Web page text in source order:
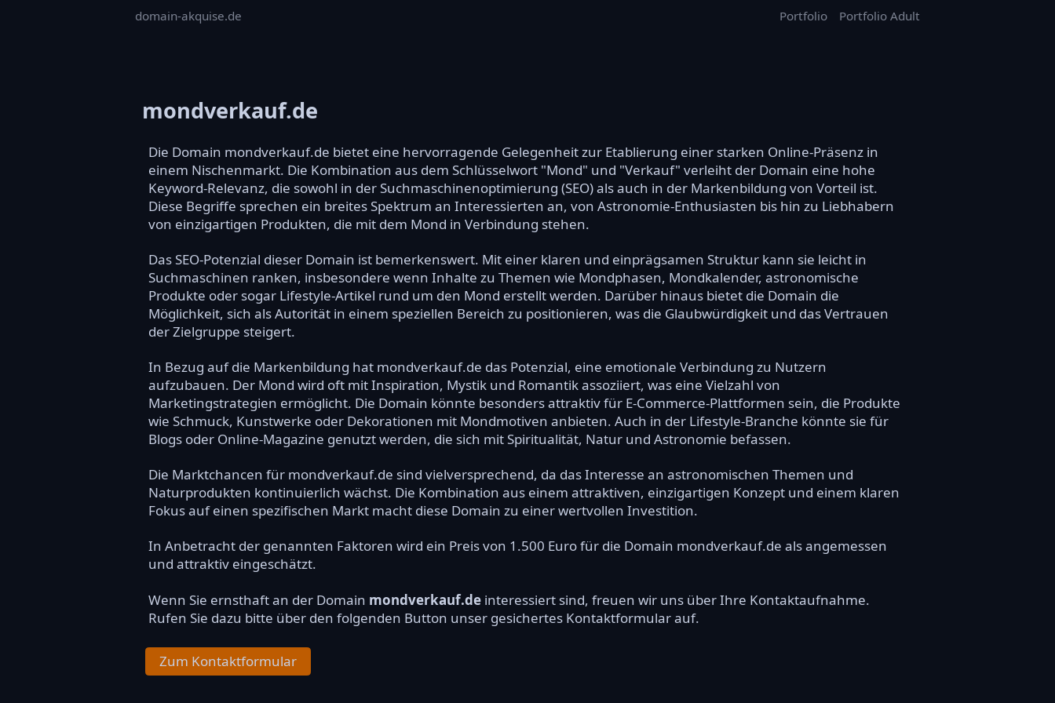
domain-akquise.de Portfolio Portfolio Adult
mondverkauf.de
Die Domain mondverkauf.de bietet eine hervorragende Gelegenheit zur Etablierung einer starken Online-Präsenz in
einem Nischenmarkt. Die Kombination aus dem Schlüsselwort "Mond" und "Verkauf" verleiht der Domain eine hohe
Keyword-Relevanz, die sowohl in der Suchmaschinenoptimierung (SEO) als auch in der Markenbildung von Vorteil ist.
Diese Begriffe sprechen ein breites Spektrum an Interessierten an, von Astronomie-Enthusiasten bis hin zu Liebhabern
von einzigartigen Produkten, die mit dem Mond in Verbindung stehen.
Das SEO-Potenzial dieser Domain ist bemerkenswert. Mit einer klaren und einprägsamen Struktur kann sie leicht in
Suchmaschinen ranken, insbesondere wenn Inhalte zu Themen wie Mondphasen, Mondkalender, astronomische
Produkte oder sogar Lifestyle-Artikel rund um den Mond erstellt werden. Darüber hinaus bietet die Domain die
Möglichkeit, sich als Autorität in einem speziellen Bereich zu positionieren, was die Glaubwürdigkeit und das Vertrauen
der Zielgruppe steigert.
In Bezug auf die Markenbildung hat mondverkauf.de das Potenzial, eine emotionale Verbindung zu Nutzern
aufzubauen. Der Mond wird oft mit Inspiration, Mystik und Romantik assoziiert, was eine Vielzahl von
Marketingstrategien ermöglicht. Die Domain könnte besonders attraktiv für E-Commerce-Plattformen sein, die Produkte
wie Schmuck, Kunstwerke oder Dekorationen mit Mondmotiven anbieten. Auch in der Lifestyle-Branche könnte sie für
Blogs oder Online-Magazine genutzt werden, die sich mit Spiritualität, Natur und Astronomie befassen.
Die Marktchancen für mondverkauf.de sind vielversprechend, da das Interesse an astronomischen Themen und
Naturprodukten kontinuierlich wächst. Die Kombination aus einem attraktiven, einzigartigen Konzept und einem klaren
Fokus auf einen spezifischen Markt macht diese Domain zu einer wertvollen Investition.
In Anbetracht der genannten Faktoren wird ein Preis von 1.500 Euro für die Domain mondverkauf.de als angemessen
und attraktiv eingeschätzt.
Wenn Sie ernsthaft an der Domain mondverkauf.de interessiert sind, freuen wir uns über Ihre Kontaktaufnahme.
Rufen Sie dazu bitte über den folgenden Button unser gesichertes Kontaktformular auf.
Zum Kontaktformular